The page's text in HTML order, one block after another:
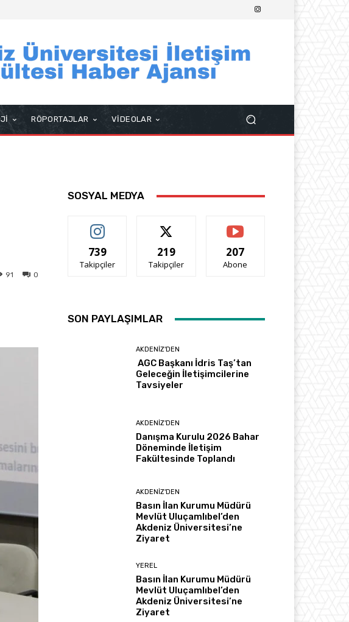
RÖPORTAJLAR VİDEOLAR
0
91
SOSYAL MEDYA
739
Takipçiler
219
Takipçiler
207
Abone
SON PAYLAŞIMLAR
AKDENIZ'DEN
AGC Başkanı İdris Taş’tan
Geleceğin İletişimcilerine
Tavsiyeler
AKDENIZ'DEN
Danışma Kurulu 2026 Bahar
Döneminde İletişim
Fakültesinde Toplandı
AKDENIZ'DEN
Basın İlan Kurumu Müdürü
Mevlüt Uluçamlıbel’den
Akdeniz Üniversitesi’ne
Ziyaret
YEREL
Basın İlan Kurumu Müdürü
Mevlüt Uluçamlıbel’den
Akdeniz Üniversitesi’ne
Ziyaret